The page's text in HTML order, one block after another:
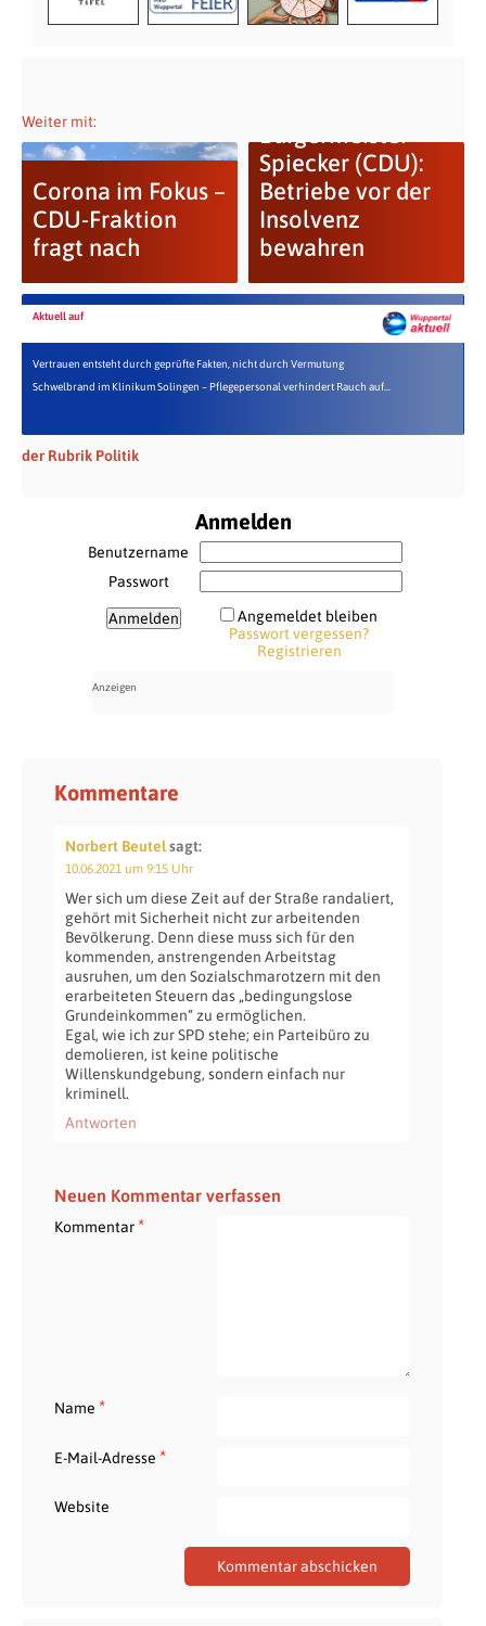
Weiter mit:
Corona im Fokus –
CDU-Fraktion
fragt nach
Spiecker (CDU):
Betriebe vor der
Insolvenz
bewahren
Aktuell auf
Vertrauen entsteht durch geprüfte Fakten, nicht durch Vermutung
Schwelbrand im Klinikum Solingen – Pflegepersonal verhindert Rauch auf...
der Rubrik Politik
Anmelden
Benutzername
Passwort
Angemeldet bleiben
Passwort vergessen?
Registrieren
Kommentare
Norbert Beutelsagt:
10.06.2021 um 9:15 Uhr
Wer sich um diese Zeit auf der Straße randaliert,
gehört mit Sicherheit nicht zur arbeitenden
Bevölkerung. Denn diese muss sich für den
kommenden, anstrengenden Arbeitstag
ausruhen, um den Sozialschmarotzern mit den
erarbeiteten Steuern das „bedingungslose
Grundeinkommen“ zu ermöglichen.
Egal, wie ich zur SPD stehe; ein Parteibüro zu
demolieren, ist keine politische
Willenskundgebung, sondern einfach nur
kriminell.
Antworten
Neuen Kommentar verfassen
Kommentar*
Name *
E-Mail-Adresse *
Website